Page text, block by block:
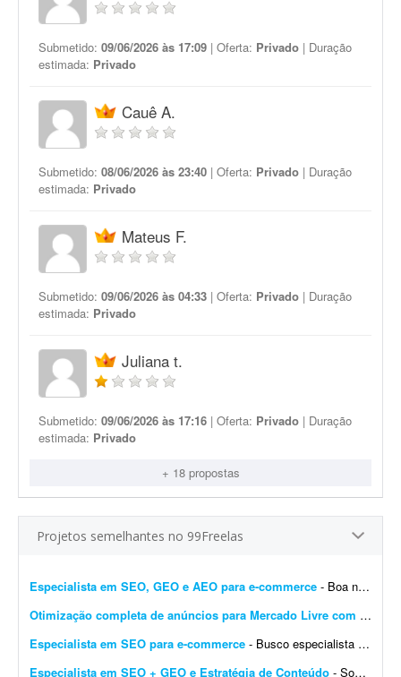
Submetido: 09/06/2026 às 17:09 | Oferta: Privado | Duração
estimada: Privado
Cauê A.
Submetido: 08/06/2026 às 23:40 | Oferta: Privado | Duração
estimada: Privado
Mateus F.
Submetido: 09/06/2026 às 04:33 | Oferta: Privado | Duração
estimada: Privado
Juliana t.
Submetido: 09/06/2026 às 17:16 | Oferta: Privado | Duração
estimada: Privado
+ 18 propostas
Projetos semelhantes no 99Freelas
Especialista em SEO, GEO e AEO para e-commerce - Boa noite. Estou em busca de um profissional que seja especialista em SEO, GEO e AEO para realizar um trabalho no meu site de e-commerce. O objetivo é aperfeiçoar o SEO do site e posi...
Otimização completa de anúncios para Mercado Livre com qualidade 100%
Especialista em SEO para e-commerce - Busco especialista em SEO técnico para corrigir e otimizar minha loja na plataforma Nuvemshop (Tiendanube), tema "Simple", no nicho de suplementos. Já tenho um diagnó...
Especialista em SEO + GEO e Estratégia de Conteúdo - Somos uma consultoria especializada em vistos de turismo (EUA, Canadá e Austrália), com atuação voltada ao público brasileiro. Buscamos um profissional de SEO e c...